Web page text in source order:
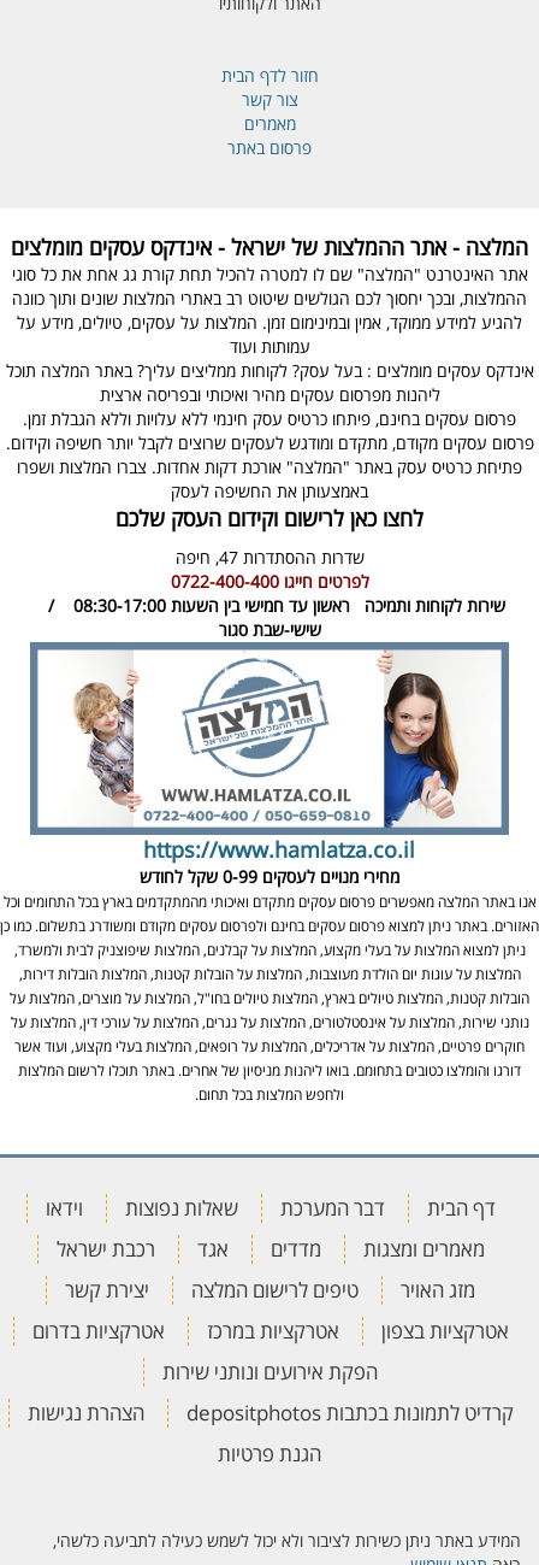
חזור לדף הבית
צור קשר
מאמרים
פרסום באתר
המלצה - אתר ההמלצות של ישראל - אינדקס עסקים מומלצים
אתר האינטרנט "המלצה" שם לו למטרה להכיל תחת קורת גג אחת את כל סוגי
ההמלצות, ובכך יחסוך לכם הגולשים שיטוט רב באתרי המלצות שונים ותוך כוונה
להגיע למידע ממוקד, אמין ובמינימום זמן. המלצות על עסקים, טיולים, מידע על
עמותות ועוד
אינדקס עסקים מומלצים : בעל עסק? לקוחות ממליצים עליך? באתר המלצה תוכל
ליהנות מפרסום עסקים מהיר ואיכותי ובפריסה ארצית
פרסום עסקים בחינם, פיתחו כרטיס עסק חינמי ללא עלויות וללא הגבלת זמן.
פרסום עסקים מקודם, מתקדם ומודגש לעסקים שרוצים לקבל יותר חשיפה וקידום.
פתיחת כרטיס עסק באתר "המלצה" אורכת דקות אחדות. צברו המלצות ושפרו
באמצעותן את החשיפה לעסק
לחצו כאן לרישום וקידום העסק שלכם
שדרות ההסתדרות 47,
חיפה
לפרטים חייגו0722-400-400
שירות לקוחות ותמיכה
ראשון עד חמישי בין השעות 08:30-17:00 /
שישי-שבת סגור
https://www.hamlatza.co.il
מחירי מנויים לעסקים 0-99 שקל לחודש
אנו באתר המלצה מאפשרים פרסום עסקים מתקדם ואיכותי מהמתקדמים בארץ בכל התחומים וכל
האזורים. באתר ניתן למצוא פרסום עסקים בחינם ולפרסום עסקים מקודם ומשודרג בתשלום. כמו כן
ניתן למצוא המלצות על בעלי מקצוע, המלצות על קבלנים, המלצות שיפוצניק לבית ולמשרד,
המלצות על עוגות יום הולדת מעוצבות, המלצות על הובלות קטנות, המלצות הובלות דירות,
הובלות קטנות, המלצות טיולים בארץ, המלצות טיולים בחו"ל, המלצות על מוצרים, המלצות על
נותני שירות, המלצות על אינסטלטורים, המלצות על נגרים, המלצות על עורכי דין, המלצות על
חוקרים פרטיים, המלצות על אדריכלים, המלצות על רופאים, המלצות בעלי מקצוע, ועוד אשר
דורגו והומלצו כטובים בתחומם. בואו ליהנות מניסיון של אחרים. באתר תוכלו לרשום המלצות
ולחפש המלצות בכל תחום.
דף הבית דבר המערכת שאלות נפוצות
וידאו
מאמרים ומצגות
מדדים אגד
רכבת ישראל
מזג האויר
טיפים לרישום המלצה
יצירת קשר
אטרקציות בצפון
אטרקציות במרכז
אטרקציות בדרום
הפקת אירועים ונותני שירות
קרדיט לתמונות בכתבות depositphotos
הצהרת נגישות
הגנת פרטיות
המידע באתר ניתן כשירות לציבור ולא יכול לשמש כעילה לתביעה כלשהי,